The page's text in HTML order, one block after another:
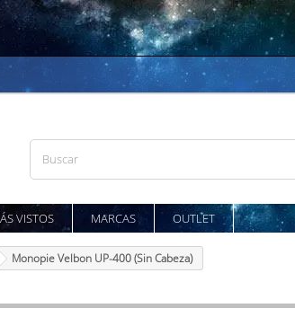
VISTOS MARCAS OUTLET
Monopie Velbon UP-400 (Sin Cabeza)